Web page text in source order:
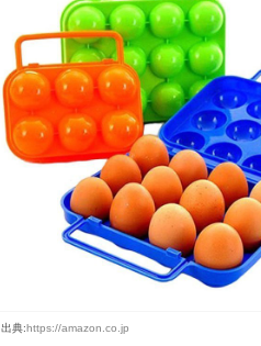
出典:https://amazon.co.jp